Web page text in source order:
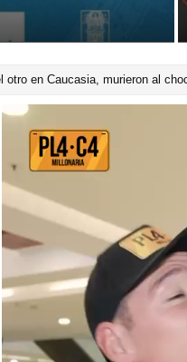
el Urabá antioqueño